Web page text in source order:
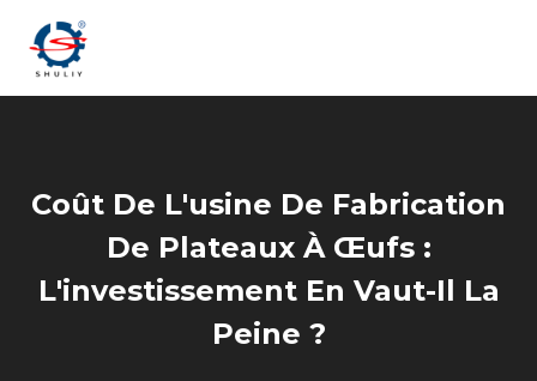
Coût De L'usine De Fabrication
De Plateaux À Œufs :
L'investissement En Vaut-Il La
Peine ?